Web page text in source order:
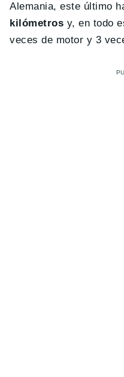
Alemania, este último
kilómetros y, en todo
veces de motor y 3